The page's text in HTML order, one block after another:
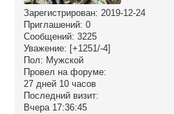
Зарегистрирован: 2019-12-24
Приглашений: 0
Сообщений: 3225
Уважение: [+1251/-4]
Пол: Мужской
Провел на форуме:
27 дней 10 часов
Последний визит:
Вчера 17:36:45